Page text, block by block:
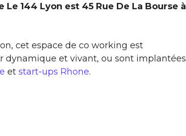
144 Lyon est 45 Rue De La Bourse à
cet espace de co working est
dynamique et vivant, ou sont implantées
et start-ups Rhone.